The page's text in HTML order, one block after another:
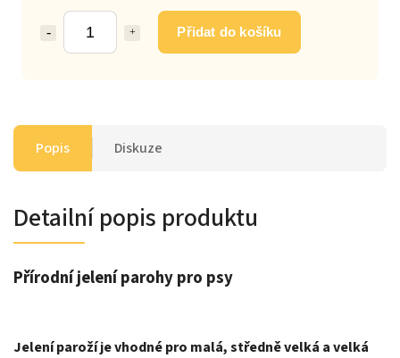
Přidat do košíku
Popis Diskuze
Detailní popis produktu
Přírodní jelení parohy pro psy
Jelení paroží je vhodné pro malá, středně velká a velká